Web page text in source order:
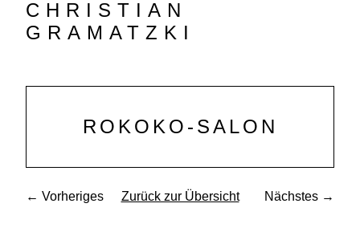
CHRISTIAN
GRAMATZKI
ROKOKO-SALON
Zurück zur Übersicht
← Vorheriges Nächstes →